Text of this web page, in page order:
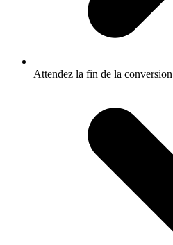
Attendez la fin de la conversion